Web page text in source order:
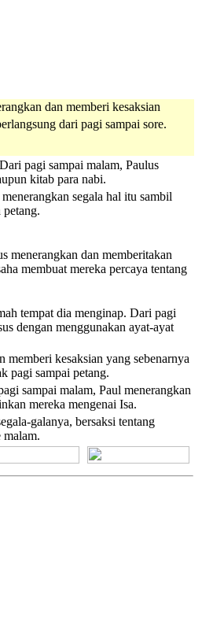
dan memberi kesaksian
dari pagi sampai sore.
pagi sampai malam, Paulus
kitab para nabi.
segala hal itu sambil
menerangkan dan memberitakan
membuat mereka percaya tentang
tempat dia menginap. Dari pagi
dengan menggunakan ayat-ayat
kesaksian yang sebenarnya
pagi sampai petang.
sampai malam, Paul menerangkan
mereka mengenai Isa.
galanya, bersaksi tentang
malam.